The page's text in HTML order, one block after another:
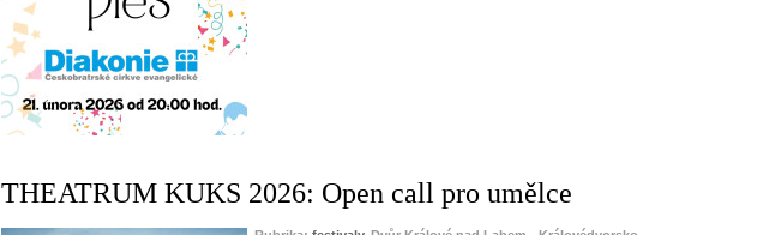
THEATRUM KUKS 2026: Open call pro umělce